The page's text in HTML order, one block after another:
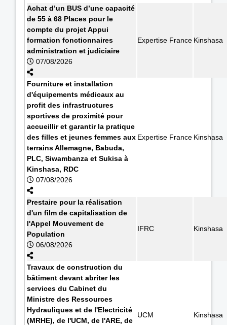
Achat d’un BUS d’une capacité
de 55 à 68 Places pour le
compte du projet Appui
formation fonctionnaires
administration et judiciaire
07/08/2026
Expertise France Kinshasa
Fourniture et installation
d'équipements médicaux au
profit des infrastructures
sportives de proximité pour
accueillir et garantir la pratique
des filles et jeunes femmes aux
terrains Allemagne, Babuda,
PLC, Siwambanza et Sukisa à
Kinshasa, RDC
07/08/2026
Expertise France Kinshasa
Prestaire pour la réalisation
d'un film de capitalisation de
l'Appel Mouvement de
Population
06/08/2026
IFRC Kinshasa
Travaux de construction du
bâtiment devant abriter les
services du Cabinet du
Ministre des Ressources
Hydrauliques et de l'Electricité
(MRHE), de l'UCM, de l'ARE, de
UCM Kinshasa